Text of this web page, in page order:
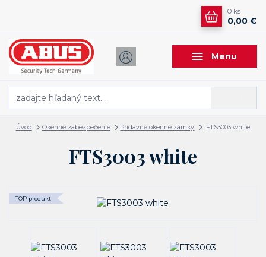
Menu
0 ks
0,00 €
Úvod Okenné zabezpečenie Prídavné okenné zámky FTS3003 white
FTS3003 white
TOP produkt